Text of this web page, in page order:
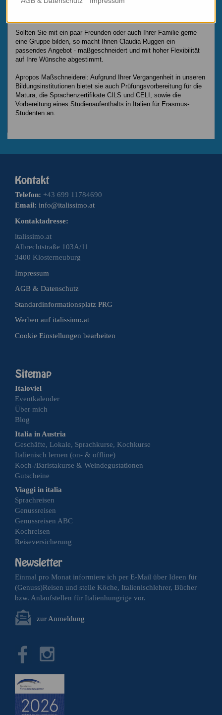
Sprachniveau wird der Gruppenkurs zu einem Einzelunterricht zu
Sollten Sie mit ein paar Freunden oder auch Ihrer Familie gerne
eine Gruppe bilden, so macht Ihnen Claudia Ruggeri ein
passendes Angebot - maßgeschneidert und mit hoher Flexibilität
auf Ihre Wünsche abgestimmt.
Apropos Maßschneiderei: Aufgrund Ihrer Vergangenheit in unseren
Bildungsinstitutionen bietet sie auch Prüfungsvorbereitung für die
Matura, die Sprachenzertifikate CILS und CELI, sowie die
Vorbereitung eines Studienaufenthalts in Italien für Erasmus-
Studenten an.
Telefon: +43 699 11784690
Email: info@italissimo.at
Kontaktadresse:
italissimo.at
Albrechtstraße 103A/11
3400 Klosterneuburg
Impressum
AGB & Datenschutz
Standardinformationsplatz PRG
Werben auf italissimo.at
Cookie Einstellungen bearbeiten
Italoviel
Eventkalender
Über mich
Blog
Italia in Austria
Geschäfte, Lokale, Sprachkurse, Kochkurse
Italienisch lernen (on- & offline)
Koch-/Baristakurse & Weindegustationen
Gutscheine
Viaggi in italia
Sprachreisen
Genussreisen
Genussreisen ABC
Kochreisen
Reiseversicherung
Einmal pro Monat informiere ich per E-Mail über Ideen für
(Genuss)Reisen und stelle Köche, Italienischlehrer, Bücher
bzw. Anlaufstellen für Italienhungrige vor.
zur Anmeldung